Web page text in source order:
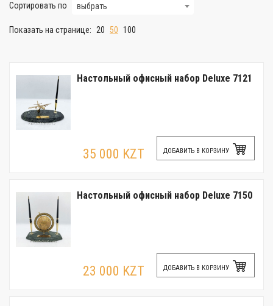
Сортировать по выбрать
Показать на странице: 20 50 100
Настольный офисный набор Deluxe 7121
35 000 KZT ДОБАВИТЬ В КОРЗИНУ
Настольный офисный набор Deluxe 7150
23 000 KZT ДОБАВИТЬ В КОРЗИНУ